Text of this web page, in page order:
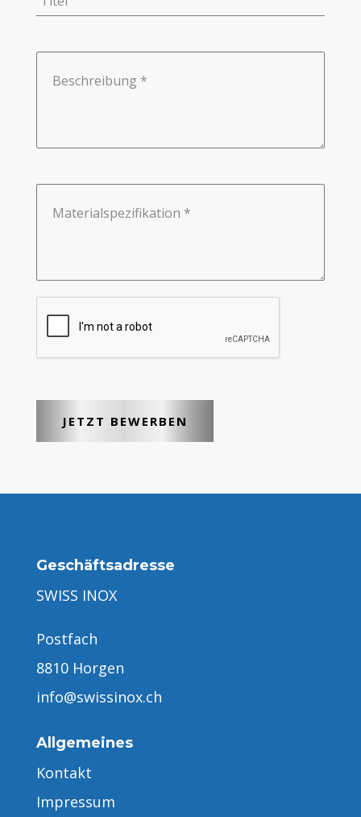
Beschreibung *
Materialspezifikation *
JETZT BEWERBEN
Geschäftsadresse
SWISS INOX
Postfach
8810 Horgen
info@swissinox.ch
Allgemeines
Kontakt
Impressum